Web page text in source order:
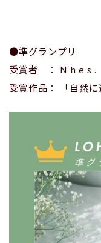
●準グランプリ
受賞者 ： N h e s .
受賞作品： 「自然